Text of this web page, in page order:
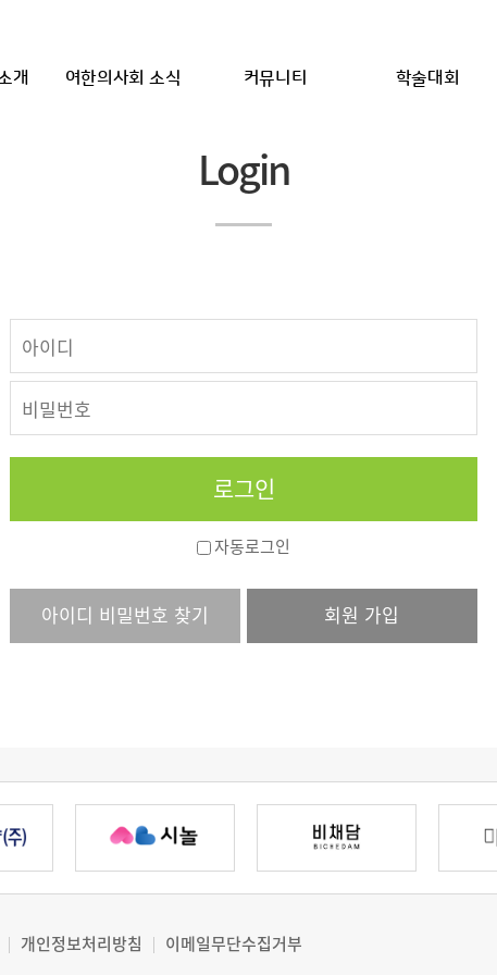
개 여한의사회 소식 커뮤니티 학술대회
Login
자동로그인
아이디 비밀번호 찾기 회원 가입
개인정보처리방침
이메일무단수집거부